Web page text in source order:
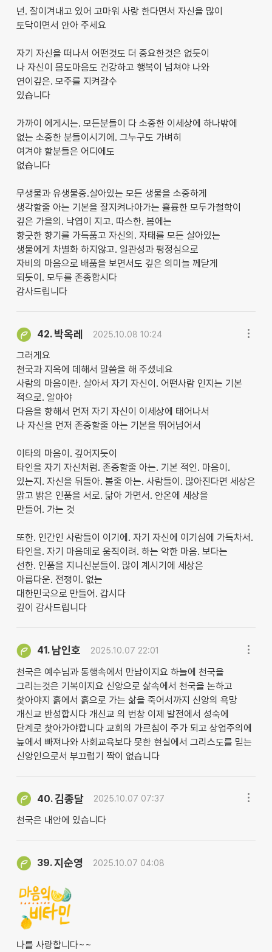
넌. 잘이겨내고 있어 고마워 사랑 한다면서 자신을 많이
토닥이면서 안아 주세요
자기 자신을 떠나서 어떤것도 더 중요한것은 없듯이
나 자신이 몸도마음도 건강하고 행복이 넘쳐야 나와
연이깊은. 모주를 지켜갈수
있습니다
가까이 에게시는. 모든분들이 다 소중한 이세상에 하나밖에
없는 소중한 분들이시기에. 그누구도 가벼히
여겨야 할분들은 어디에도
없습니다
무생물과 유생물중.살아있는 모든 생물을 소중하게
생각할줄 아는 기본을 잘지켜나아가는 휼륭한 모두가철학이
깊은 가을의. 낙엽이 지고. 따스한. 봄에는
향긋한 향기를 가득품고 자신의. 자태를 모든 살아있는
생물에게 차별화 하지않고. 일관성과 평정심으로
자비의 마음으로 배품을 보면서도 깊은 의미늘 께닫게
되듯이. 모두를 존종합시다
감사드립니다
42. 박옥레 2025.10.08 10:24
그러게요
천국과 지옥에 데해서 말씀을 해 주셨네요
사람의 마음이란. 살아서 자기 자신이. 어떤사람 인지는 기본
적으로. 알아야
다음을 향해서 먼저 자기 자신이 이세상에 태어나서
나 자신을 먼저 존중할줄 아는 기본을 뛰어넘어서
이타의 마음이. 깊어지듯이
타인을 자기 자신처럼. 존중할줄 아는. 기본 적인. 마음이.
있는지. 자신을 뒤돌아. 볼줄 아는. 사람들이. 많아진다면 세상은
맑고 밝은 인품을 서로. 닮아 가면서. 안온에 세상을
만들어. 가는 것
또한. 인간인 사람들이 이기에. 자기 자신에 이기심에 가득차서.
타인을. 자기 마음데로 움직이려. 하는 악한 마음. 보다는
선한. 인품을 지니신분들이. 많이 계시기에 세상은
아름다운. 전쟁이. 없는
대한민국으로 만들어. 갑시다
깊이 감사드립니다
41. 남인호 2025.10.07 22:01
천국은 예수님과 동행속에서 만남이지요 하늘에 천국을
그리는것은 기복이지요 신앙으로 삶속에서 천국을 논하고
찿아야지 흙에서 흙으로 가는 삶을 죽어서까지 신앙의 욕망
개신교 반성합시다 개신교 의 번창 이제 발전에서 성숙에
단계로 찿아가야합니다 교회의 가르침이 주가 되고 상업주의에
늪에서 빠져나와 사회교육보다 못한 현실에서 그리스도를 믿는
신앙인으로서 부끄럽기 짝이 없습니다
40.김종달 2025.10.07 07:37
천국은 내안에 있습니다
39.지순영 2025.10.07 04:08
나를 사랑합니다~~